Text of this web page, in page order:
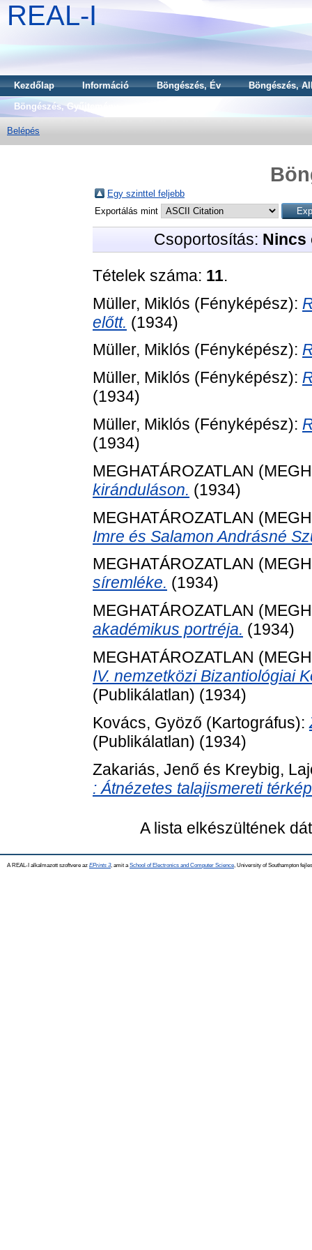
REAL-I
Kezdőlap Információ Böngészés, Év
Böngészés,
Böngészés, Gyűjtemény
Belépés
Egy szinttel feljebb
Exportálás mint
Csoportosítás: Nincs
Tételek száma: 11.
Müller, Miklós (Fényképész):
előtt. (1934)
Müller, Miklós (Fényképész):
Müller, Miklós (Fényképész):
(1934)
Müller, Miklós (Fényképész):
(1934)
MEGHATÁROZATLAN
kiránduláson. (1934)
MEGHATÁROZATLAN
Imre és Salamon Andrásné
MEGHATÁROZATLAN
síremléke. (1934)
MEGHATÁROZATLAN
akadémikus portréja. (1934)
MEGHATÁROZATLAN
IV. nemzetközi Bizantiológiai
(Publikálatlan) (1934)
Kovács, Gyöző (Kartográfus):
(Publikálatlan) (1934)
Zakariás, Jenő és Kreybig,
: Átnézetes talajismereti
A lista elkészültének
A REAL-I alkalmazott szoftvere az EPrints 3, amit a School of Electronics and Computer Science , University of Southampton